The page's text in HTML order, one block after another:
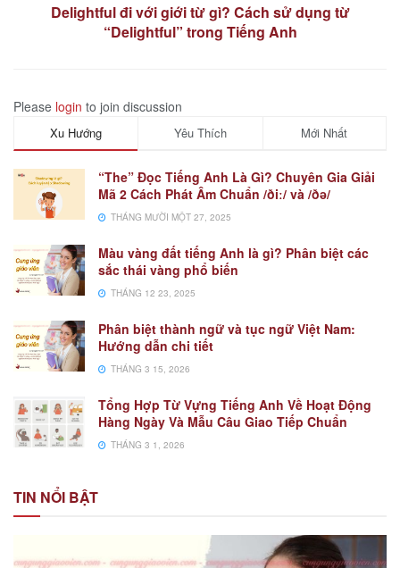
Delightful đi với giới từ gì? Cách sử dụng từ
“Delightful” trong Tiếng Anh
Please login to join discussion
Xu Hướng Yêu Thích Mới Nhất
“The” Đọc Tiếng Anh Là Gì? Chuyên Gia Giải
Mã 2 Cách Phát Âm Chuẩn /ðiː/ và /ðə/
THÁNG MƯỜI MỘT 27, 2025
Màu vàng đất tiếng Anh là gì? Phân biệt các
sắc thái vàng phổ biến
THÁNG 12 23, 2025
Phân biệt thành ngữ và tục ngữ Việt Nam:
Hướng dẫn chi tiết
THÁNG 3 15, 2026
Tổng Hợp Từ Vựng Tiếng Anh Về Hoạt Động
Hàng Ngày Và Mẫu Câu Giao Tiếp Chuẩn
THÁNG 3 1, 2026
TIN NỔI BẬT